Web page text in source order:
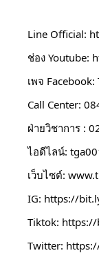
Line Official:
ช่อง Youtube:
เพจ
Call Center:
ฝ่ายวิชาการ :
ไอดีไลน์:
เว็บไซต์:
IG: https://
Tiktok:
Twitter: